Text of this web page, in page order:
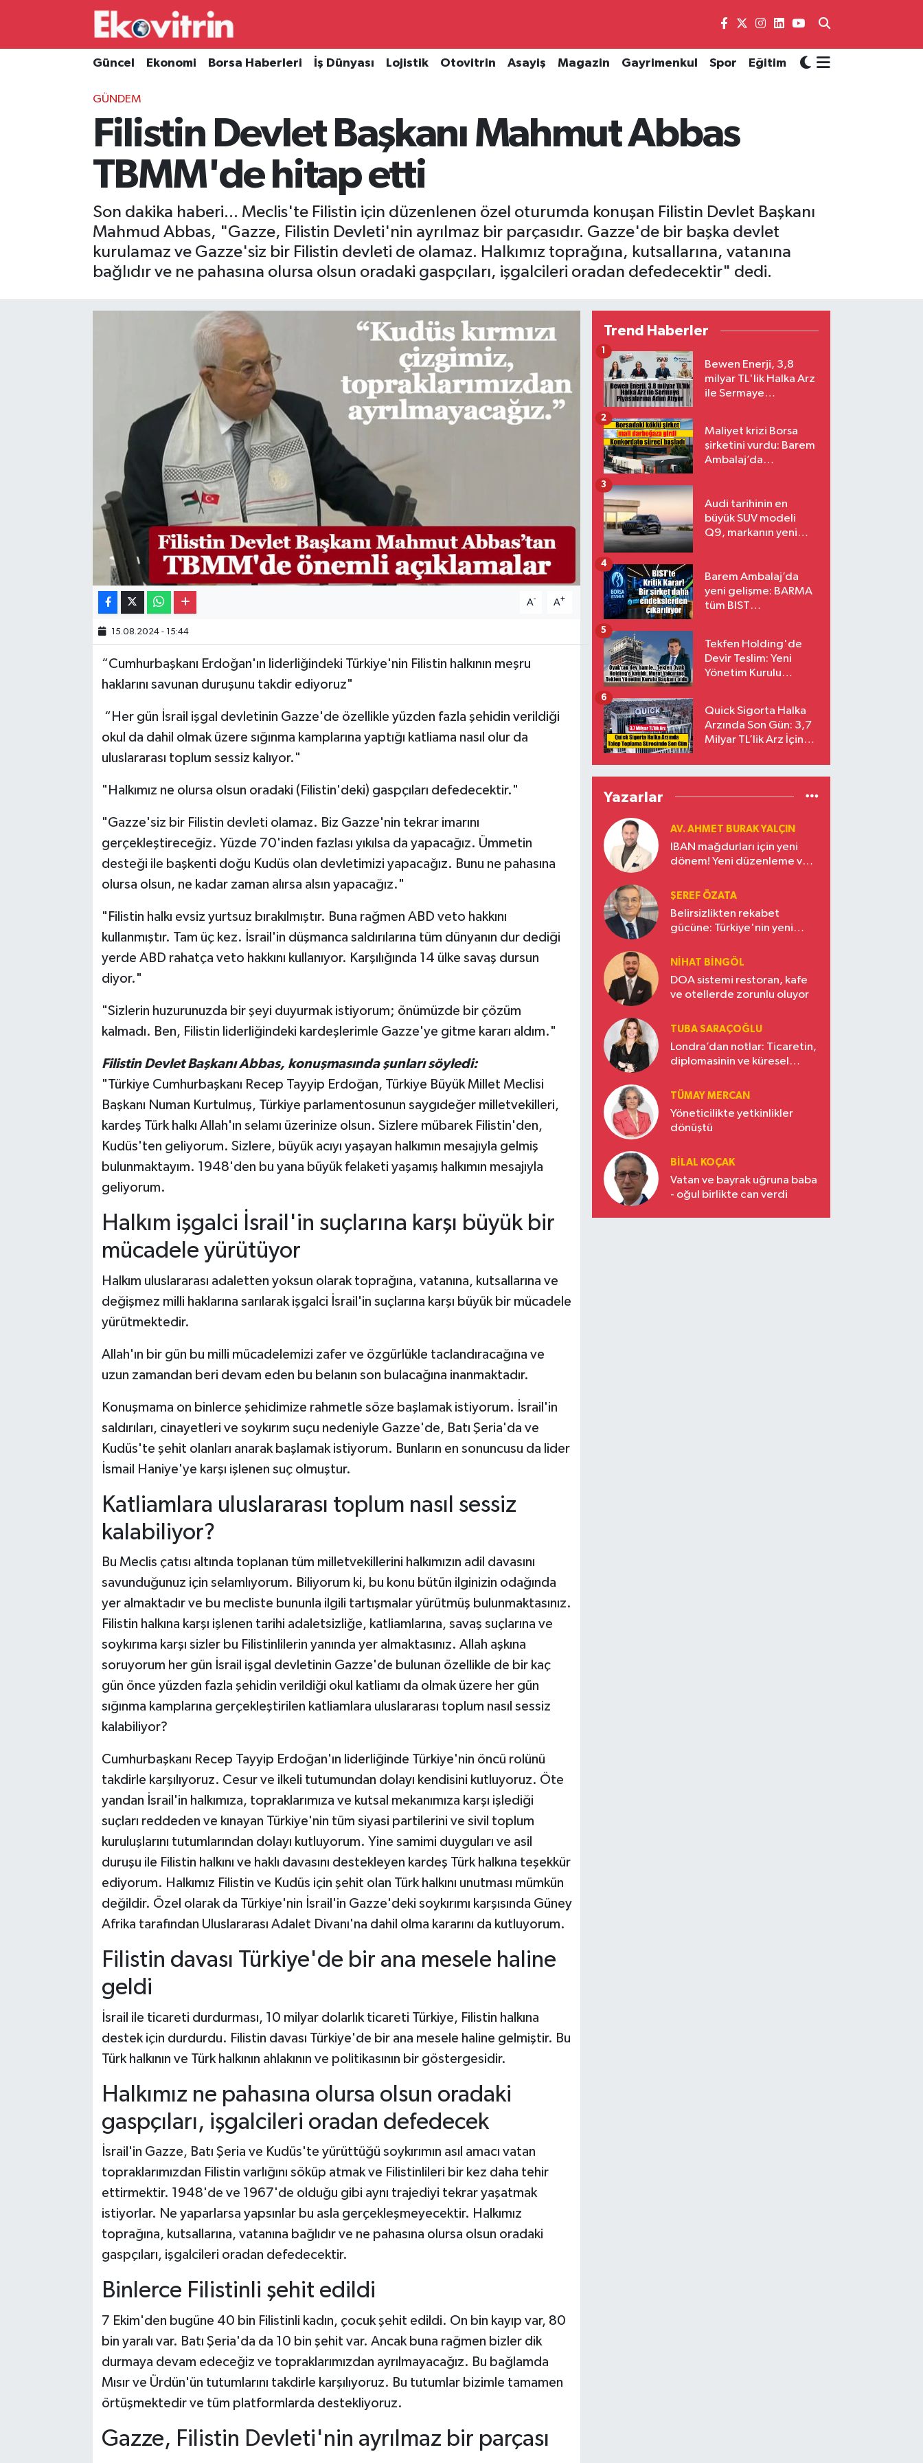
Güncel Ekonomi Borsa Haberleri İş Dünyası Lojistik Otovitrin Asayiş Magazin Gayrimenkul Spor Eğitim
GÜNDEM
Filistin Devlet Başkanı Mahmut Abbas
TBMM'de hitap etti
Son dakika haberi... Meclis'te Filistin için düzenlenen özel oturumda konuşan Filistin Devlet Başkanı
Mahmud Abbas, "Gazze, Filistin Devleti'nin ayrılmaz bir parçasıdır. Gazze'de bir başka devlet
kurulamaz ve Gazze'siz bir Filistin devleti de olamaz. Halkımız toprağına, kutsallarına, vatanına
bağlıdır ve ne pahasına olursa olsun oradaki gaspçıları, işgalcileri oradan defedecektir" dedi.
A- A+
15.08.2024 - 15:44
“Cumhurbaşkanı Erdoğan'ın liderliğindeki Türkiye'nin Filistin halkının meşru
haklarını savunan duruşunu takdir ediyoruz"
“Her gün İsrail işgal devletinin Gazze'de özellikle yüzden fazla şehidin verildiği
okul da dahil olmak üzere sığınma kamplarına yaptığı katliama nasıl olur da
uluslararası toplum sessiz kalıyor."
"Halkımız ne olursa olsun oradaki (Filistin'deki) gaspçıları defedecektir."
"Gazze'siz bir Filistin devleti olamaz. Biz Gazze'nin tekrar imarını
gerçekleştireceğiz. Yüzde 70'inden fazlası yıkılsa da yapacağız. Ümmetin
desteği ile başkenti doğu Kudüs olan devletimizi yapacağız. Bunu ne pahasına
olursa olsun, ne kadar zaman alırsa alsın yapacağız."
"Filistin halkı evsiz yurtsuz bırakılmıştır. Buna rağmen ABD veto hakkını
kullanmıştır. Tam üç kez. İsrail'in düşmanca saldırılarına tüm dünyanın dur dediği
yerde ABD rahatça veto hakkını kullanıyor. Karşılığında 14 ülke savaş dursun
diyor."
"Sizlerin huzurunuzda bir şeyi duyurmak istiyorum; önümüzde bir çözüm
kalmadı. Ben, Filistin liderliğindeki kardeşlerimle Gazze'ye gitme kararı aldım."
Filistin Devlet Başkanı Abbas, konuşmasında şunları söyledi:
"Türkiye Cumhurbaşkanı Recep Tayyip Erdoğan, Türkiye Büyük Millet Meclisi
Başkanı Numan Kurtulmuş, Türkiye parlamentosunun saygıdeğer milletvekilleri,
kardeş Türk halkı Allah'ın selamı üzerinize olsun. Sizlere mübarek Filistin'den,
Kudüs'ten geliyorum. Sizlere, büyük acıyı yaşayan halkımın mesajıyla gelmiş
bulunmaktayım. 1948'den bu yana büyük felaketi yaşamış halkımın mesajıyla
geliyorum.
Halkım işgalci İsrail'in suçlarına karşı büyük bir
mücadele yürütüyor
Halkım uluslararası adaletten yoksun olarak toprağına, vatanına, kutsallarına ve
değişmez milli haklarına sarılarak işgalci İsrail'in suçlarına karşı büyük bir mücadele
yürütmektedir.
Allah'ın bir gün bu milli mücadelemizi zafer ve özgürlükle taclandıracağına ve
uzun zamandan beri devam eden bu belanın son bulacağına inanmaktadır.
Konuşmama on binlerce şehidimize rahmetle söze başlamak istiyorum. İsrail'in
saldırıları, cinayetleri ve soykırım suçu nedeniyle Gazze'de, Batı Şeria'da ve
Kudüs'te şehit olanları anarak başlamak istiyorum. Bunların en sonuncusu da lider
İsmail Haniye'ye karşı işlenen suç olmuştur.
Katliamlara uluslararası toplum nasıl sessiz
kalabiliyor?
Bu Meclis çatısı altında toplanan tüm milletvekillerini halkımızın adil davasını
savunduğunuz için selamlıyorum. Biliyorum ki, bu konu bütün ilginizin odağında
yer almaktadır ve bu mecliste bununla ilgili tartışmalar yürütmüş bulunmaktasınız.
Filistin halkına karşı işlenen tarihi adaletsizliğe, katliamlarına, savaş suçlarına ve
soykırıma karşı sizler bu Filistinlilerin yanında yer almaktasınız. Allah aşkına
soruyorum her gün İsrail işgal devletinin Gazze'de bulunan özellikle de bir kaç
gün önce yüzden fazla şehidin verildiği okul katliamı da olmak üzere her gün
sığınma kamplarına gerçekleştirilen katliamlara uluslararası toplum nasıl sessiz
kalabiliyor?
Cumhurbaşkanı Recep Tayyip Erdoğan'ın liderliğinde Türkiye'nin öncü rolünü
takdirle karşılıyoruz. Cesur ve ilkeli tutumundan dolayı kendisini kutluyoruz. Öte
yandan İsrail'in halkımıza, topraklarımıza ve kutsal mekanımıza karşı işlediği
suçları reddeden ve kınayan Türkiye'nin tüm siyasi partilerini ve sivil toplum
kuruluşlarını tutumlarından dolayı kutluyorum. Yine samimi duyguları ve asil
duruşu ile Filistin halkını ve haklı davasını destekleyen kardeş Türk halkına teşekkür
ediyorum. Halkımız Filistin ve Kudüs için şehit olan Türk halkını unutması mümkün
değildir. Özel olarak da Türkiye'nin İsrail'in Gazze'deki soykırımı karşısında Güney
Afrika tarafından Uluslararası Adalet Divanı'na dahil olma kararını da kutluyorum.
Filistin davası Türkiye'de bir ana mesele haline
geldi
İsrail ile ticareti durdurması, 10 milyar dolarlık ticareti Türkiye, Filistin halkına
destek için durdurdu. Filistin davası Türkiye'de bir ana mesele haline gelmiştir. Bu
Türk halkının ve Türk halkının ahlakının ve politikasının bir göstergesidir.
Halkımız ne pahasına olursa olsun oradaki
gaspçıları, işgalcileri oradan defedecek
İsrail'in Gazze, Batı Şeria ve Kudüs'te yürüttüğü soykırımın asıl amacı vatan
topraklarımızdan Filistin varlığını söküp atmak ve Filistinlileri bir kez daha tehir
ettirmektir. 1948'de ve 1967'de olduğu gibi aynı trajediyi tekrar yaşatmak
istiyorlar. Ne yaparlarsa yapsınlar bu asla gerçekleşmeyecektir. Halkımız
toprağına, kutsallarına, vatanına bağlıdır ve ne pahasına olursa olsun oradaki
gaspçıları, işgalcileri oradan defedecektir.
Binlerce Filistinli şehit edildi
7 Ekim'den bugüne 40 bin Filistinli kadın, çocuk şehit edildi. On bin kayıp var, 80
bin yaralı var. Batı Şeria'da da 10 bin şehit var. Ancak buna rağmen bizler dik
durmaya devam edeceğiz ve topraklarımızdan ayrılmayacağız. Bu bağlamda
Mısır ve Ürdün'ün tutumlarını takdirle karşılıyoruz. Bu tutumlar bizimle tamamen
örtüşmektedir ve tüm platformlarda destekliyoruz.
Gazze, Filistin Devleti'nin ayrılmaz bir parçası
Trend Haberler
Bewen Enerji, 3,8
milyar TL'lik Halka Arz
ile Sermaye
Maliyet krizi Borsa
şirketini vurdu: Barem
Ambalaj’da
2
Audi tarihinin en
büyük SUV modeli
Q9, markanın yeni
3
Barem Ambalaj’da
yeni gelişme: BARMA
tüm BIST
4
Tekfen Holding'de
Devir Teslim: Yeni
Yönetim Kurulu
5
Quick Sigorta Halka
Arzında Son Gün: 3,7
Milyar TL’lik Arz İçin
Eriyor
6
Yazarlar
AV. AHMET BURAK YALÇIN
IBAN mağdurları için yeni
dönem! Yeni düzenleme ve
ŞEREF ÖZATA
Belirsizlikten rekabet
gücüne: Türkiye'nin yeni
NIHAT BINGÖL
DOA sistemi restoran, kafe
ve otellerde zorunlu oluyor
TUBA SARAÇOĞLU
Londra’dan notlar: Ticaretin,
diplomasinin ve küresel
Türkiye’nin yükselen gücü
TÜMAY MERCAN
Yöneticilikte yetkinlikler
dönüştü
BILAL KOÇAK
Vatan ve bayrak uğruna baba
- oğul birlikte can verdi
Güncel
Borsa Haberleri
İş Dünyası
Hava Durumu
Süper Lig Puan Durumu ve Fikstür
Tüm Manşetler
Haber Arşivi